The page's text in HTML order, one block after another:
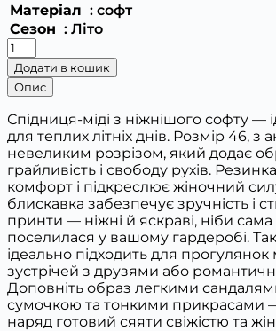
Матеріал : софт
Сезон : Літо
Жіноча
юбка-
міді
кількість
Додати в кошик
Опис
Спідниця-міді з ніжнішого софту —
для теплих літніх днів. Розмір 46, з
невеликим розрізом, який додає
грайливість і свободу рухів.
комфорт і підкреслює жіночний
блискавка забезпечує зручність і
принти — ніжні й яскраві, ніби
поселилася у вашому гардеробі.
ідеально підходить для прогулянок
зустрічей з друзями або
Доповніть образ легкими
сумочкою та тонкими прикрасами —
наряд готовий сяяти свіжістю та